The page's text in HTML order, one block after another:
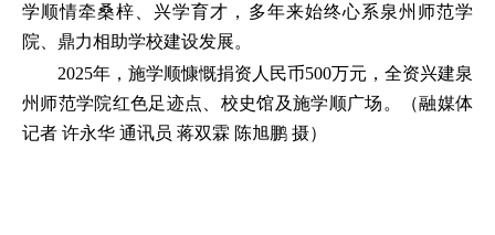
学顺情牵桑梓、兴学育才，多年来始终心系泉州师范学
院、鼎力相助学校建设发展。
2025年，施学顺慷慨捐资人民币500万元，全资兴建泉
州师范学院红色足迹点、校史馆及施学顺广场。（融媒体
记者 许永华 通讯员 蒋双霖 陈旭鹏 摄）